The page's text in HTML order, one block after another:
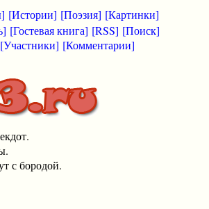
[Истории] [Поэзия] [Картинки]
[Гостевая книга] [RSS] [Поиск]
[Участники] [Комментарии]
с бородой.